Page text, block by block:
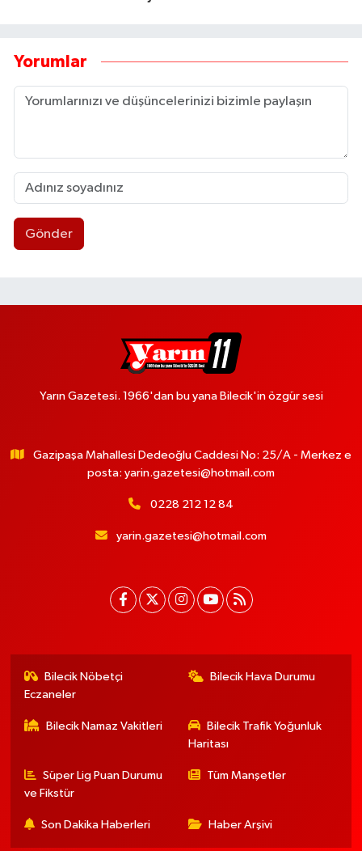
Yorumlar
Gönder
Yarın Gazetesi. 1966'dan bu yana Bilecik'in özgür sesi
Gazipaşa Mahallesi Dedeoğlu Caddesi No: 25/A - Merkez e
posta: yarin.gazetesi@hotmail.com
0228 212 12 84
yarin.gazetesi@hotmail.com
Bilecik Nöbetçi
Eczaneler
Bilecik Hava Durumu
Bilecik Namaz Vakitleri
Bilecik Trafik Yoğunluk
Haritası
Süper Lig Puan Durumu
ve Fikstür
Tüm Manşetler
Son Dakika Haberleri Haber Arşivi